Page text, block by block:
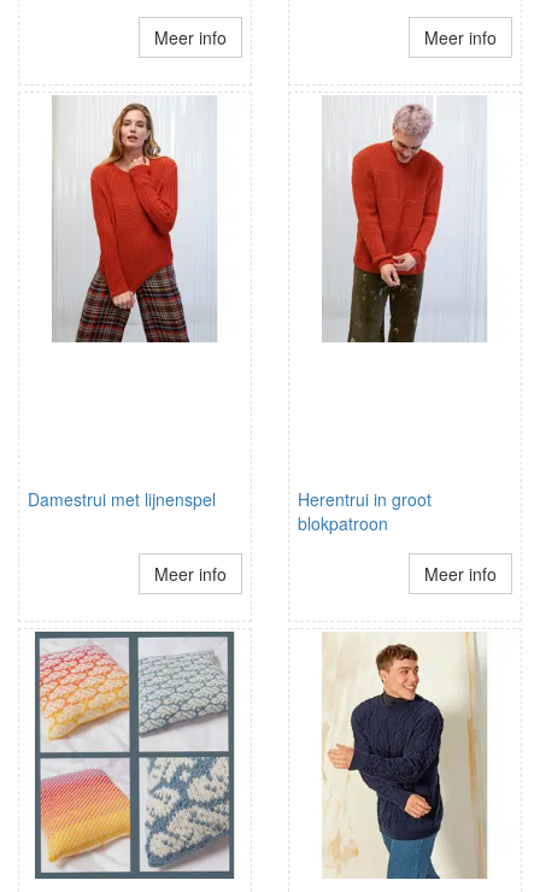
Meer info Meer info
Damestrui met lijnenspel
Meer info
Herentrui in groot
blokpatroon
Meer info